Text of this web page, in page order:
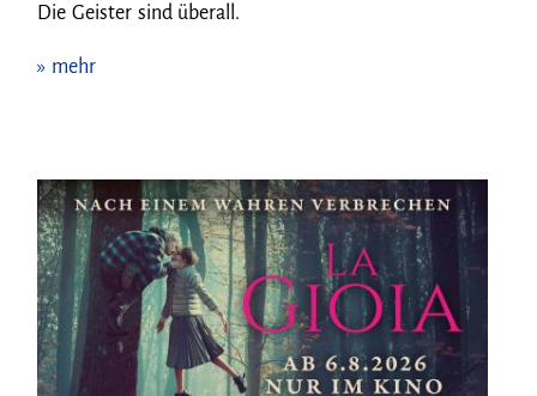
Die Geister sind überall.
» mehr